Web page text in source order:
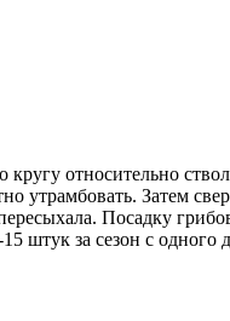
относительно
утрамбовать. Затем
Посадку
штук за сезон с одного